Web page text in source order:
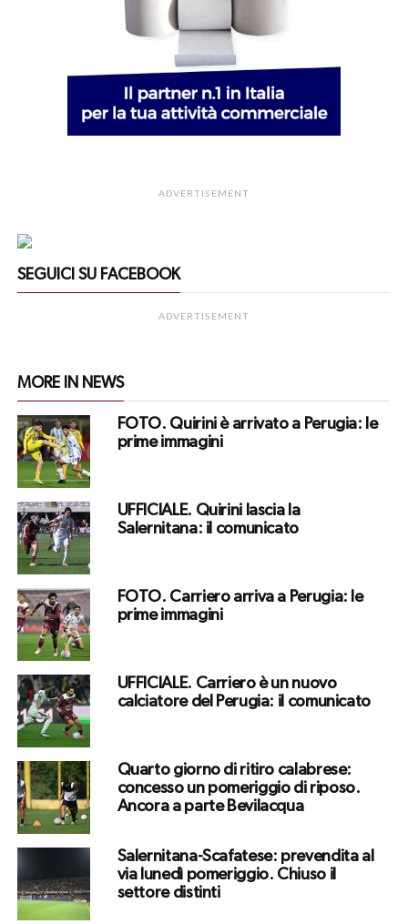
ADVERTISEMENT
SEGUICI SU FACEBOOK
ADVERTISEMENT
MORE IN NEWS
FOTO. Quirini è arrivato a Perugia: le
prime immagini
UFFICIALE. Quirini lascia la
Salernitana: il comunicato
FOTO. Carriero arriva a Perugia: le
prime immagini
UFFICIALE. Carriero è un nuovo
calciatore del Perugia: il comunicato
Quarto giorno di ritiro calabrese:
concesso un pomeriggio di riposo.
Ancora a parte Bevilacqua
Salernitana-Scafatese: prevendita al
via lunedì pomeriggio. Chiuso il
settore distinti